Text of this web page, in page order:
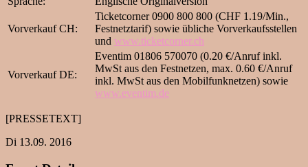
Vorverkauf CH:
Ticketcorner 0900 800 800 (CHF 1.19/Min.,
Festnetztarif) sowie übliche Vorverkaufsstellen
und www.ticketcorner.ch
Vorverkauf DE:
Eventim 01806 570070 (0.20 €/Anruf inkl.
MwSt aus den Festnetzen, max. 0.60 €/Anruf
inkl. MwSt aus den Mobilfunknetzen) sowie
www.eventim.de
[PRESSETEXT]
Di 13.09. 2016